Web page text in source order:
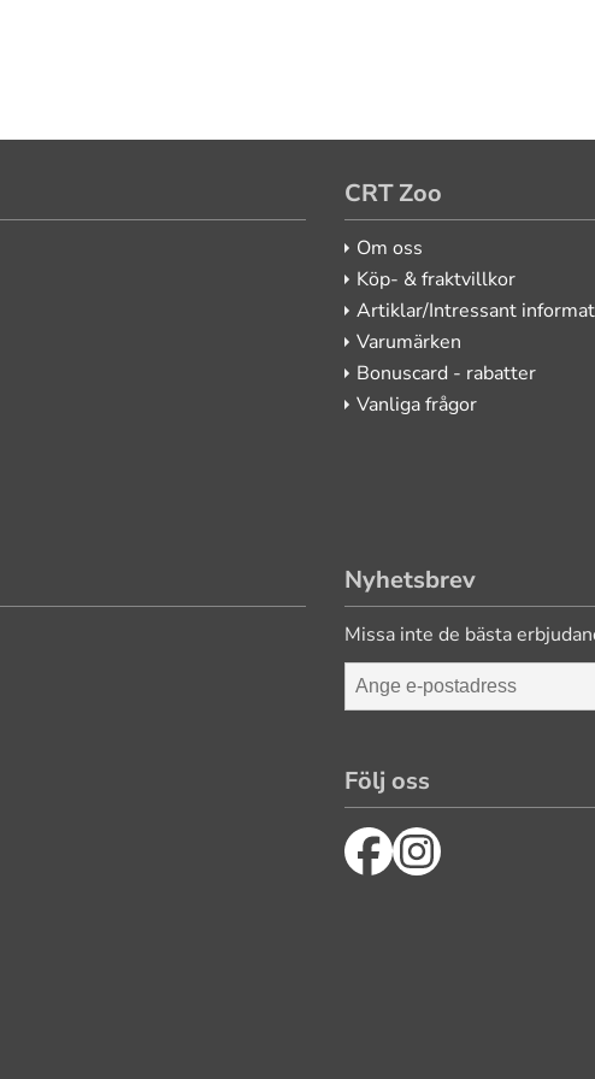
CRT Zoo
Om oss
Köp- & fraktvillkor
Artiklar/Intressant
Varumärken
Bonuscard - rabatter
Vanliga frågor
Nyhetsbrev
Missa inte de bästa
Följ oss